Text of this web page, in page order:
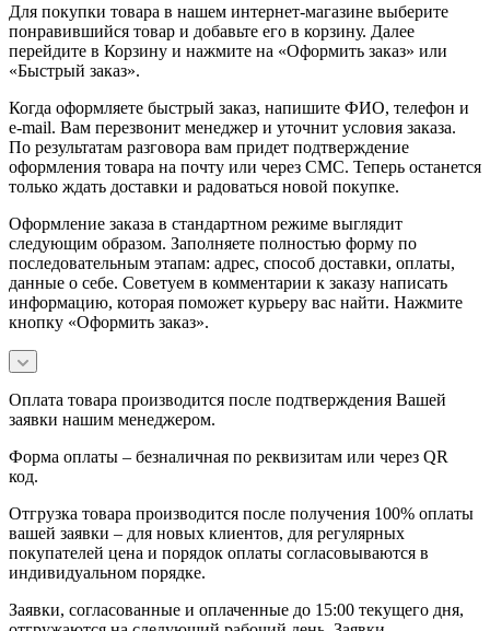
Для покупки товара в нашем интернет-магазине выберите
понравившийся товар и добавьте его в корзину. Далее
перейдите в Корзину и нажмите на «Оформить заказ» или
«Быстрый заказ».
Когда оформляете быстрый заказ, напишите ФИО, телефон и
e-mail. Вам перезвонит менеджер и уточнит условия заказа.
По результатам разговора вам придет подтверждение
оформления товара на почту или через СМС. Теперь останется
только ждать доставки и радоваться новой покупке.
Оформление заказа в стандартном режиме выглядит
следующим образом. Заполняете полностью форму по
последовательным этапам: адрес, способ доставки, оплаты,
данные о себе. Советуем в комментарии к заказу написать
информацию, которая поможет курьеру вас найти. Нажмите
кнопку «Оформить заказ».
Оплата товара производится после подтверждения Вашей
заявки нашим менеджером.
Форма оплаты – безналичная по реквизитам или через QR
код.
Отгрузка товара производится после получения 100% оплаты
вашей заявки – для новых клиентов, для регулярных
покупателей цена и порядок оплаты согласовываются в
индивидуальном порядке.
Заявки, согласованные и оплаченные до 15:00 текущего дня,